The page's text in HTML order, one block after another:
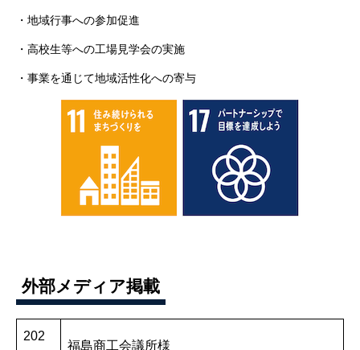
・地域行事への参加促進
・高校生等への工場見学会の実施
・事業を通じて地域活性化への寄与
外部メディア掲載
202
福島商工会議所様